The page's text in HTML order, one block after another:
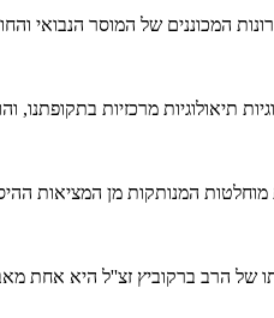
המכוננים של המוסר הנבואי
מרכזיות בתקופתנו,
המנותקות מן המציאות
של הרב ברקוביץ זצ''ל היא אחת